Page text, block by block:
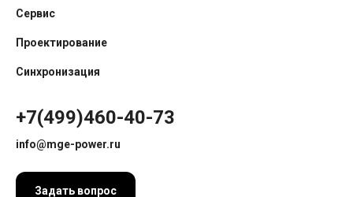
Сервис
Проектирование
Синхронизация
+7(499)460-40-73
info@mge-power.ru
Задать вопрос